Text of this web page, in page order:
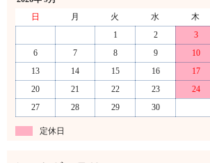
日
月 火 水 木
1
2 3
6
7 8 9 10
13
14 15 16 17
20
21 22 23 24
27
28 29 30
定休日